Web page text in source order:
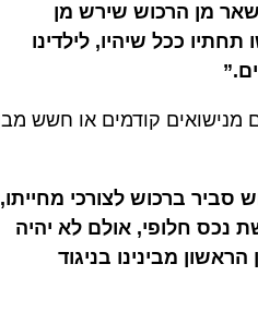
מן הרכוש שירש מן
ככל שיהיו, לילדינו
קודמים או חשש מבן
סביר ברכוש לצורכי מחייתו,
נכס חלופי, אולם לא יהיה
מבינינו בניגוד